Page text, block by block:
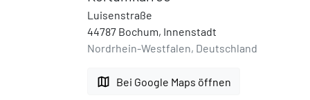
Luisenstraße
44787 Bochum, Innenstadt
Nordrhein-Westfalen, Deutschland
map Bei Google Maps öffnen